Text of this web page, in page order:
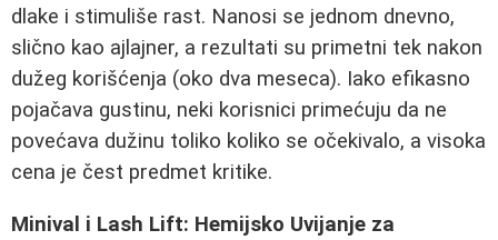
dlake i stimuliše rast. Nanosi se jednom dnevno,
slično kao ajlajner, a rezultati su primetni tek nakon
dužeg korišćenja (oko dva meseca). Iako efikasno
pojačava gustinu, neki korisnici primećuju da ne
povećava dužinu toliko koliko se očekivalo, a visoka
cena je čest predmet kritike.
Minival i Lash Lift: Hemijsko Uvijanje za